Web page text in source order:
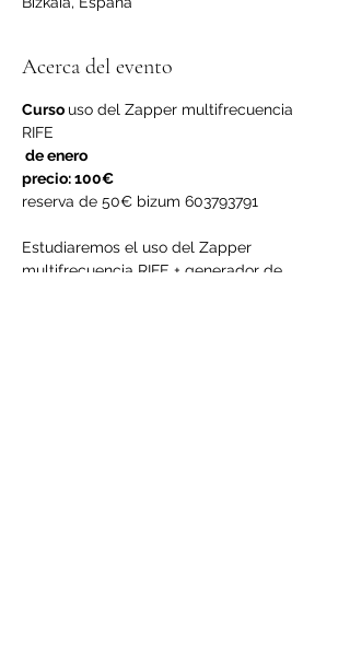
Acerca del evento
Curso uso del Zapper multifrecuencia
RIFE
de enero
precio: 100€
reserva de 50€ bizum 603793791
Estudiaremos el uso del Zapper
multifrecuencia RIFE + generador de